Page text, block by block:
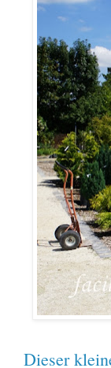
Dieser